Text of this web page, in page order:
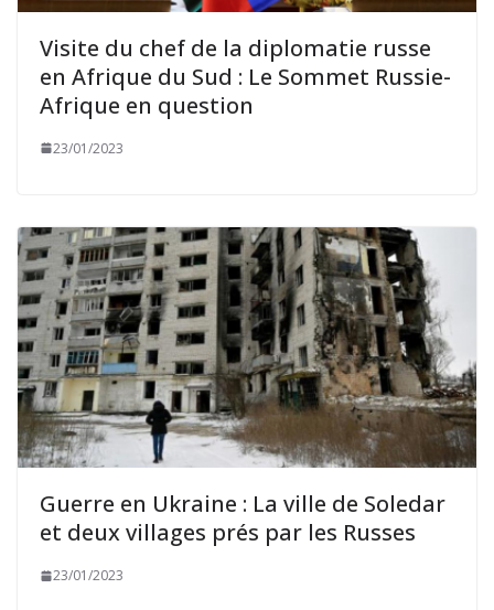
Visite du chef de la diplomatie russe
en Afrique du Sud : Le Sommet Russie-
Afrique en question
23/01/2023
Guerre en Ukraine : La ville de Soledar
et deux villages prés par les Russes
23/01/2023